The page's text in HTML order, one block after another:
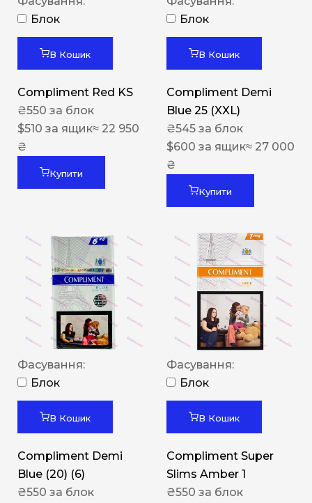
Блок
В Кошик
Compliment Red KS
₴550 за блок
$510 за ящик≈ 22 950
₴
Купити
Блок
В Кошик
Compliment Demi
Blue 25 (XXL)
₴545 за блок
$600 за ящик≈ 27 000
₴
Купити
Фасування:
Блок
В Кошик
Compliment Demi
Blue (20) (6)
₴550 за блок
Фасування:
Блок
В Кошик
Compliment Super
Slims Amber 1
₴550 за блок